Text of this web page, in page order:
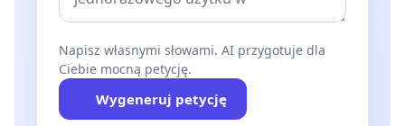
Napisz własnymi słowami. AI przygotuje dla
Ciebie mocną petycję.
Wygeneruj petycję